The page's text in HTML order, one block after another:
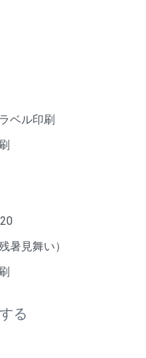
ベル印刷
暑見舞い）
る